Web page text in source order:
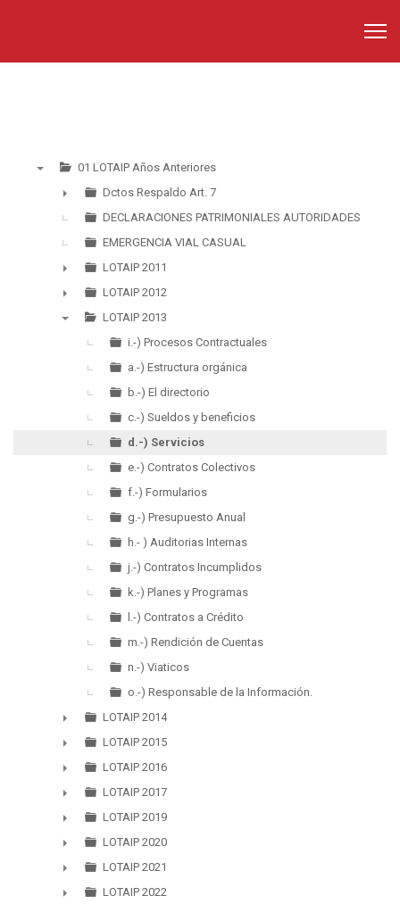
01 LOTAIP Años Anteriores
►
Dctos Respaldo Art. 7
DECLARACIONES PATRIMONIALES AUTORIDADES
EMERGENCIA VIAL CASUAL
►
LOTAIP 2011
►
LOTAIP 2012
LOTAIP 2013
i.-) Procesos Contractuales
a.-) Estructura orgánica
b.-) El directorio
c.-) Sueldos y beneficios
d.-) Servicios
e.-) Contratos Colectivos
f.-) Formularios
g.-) Presupuesto Anual
h.- ) Auditorias Internas
j.-) Contratos Incumplidos
k.-) Planes y Programas
l.-) Contratos a Crédito
m.-) Rendición de Cuentas
n.-) Viaticos
o.-) Responsable de la Información.
►
LOTAIP 2014
►
LOTAIP 2015
►
LOTAIP 2016
►
LOTAIP 2017
►
LOTAIP 2019
►
LOTAIP 2020
►
LOTAIP 2021
LOTAIP 2022